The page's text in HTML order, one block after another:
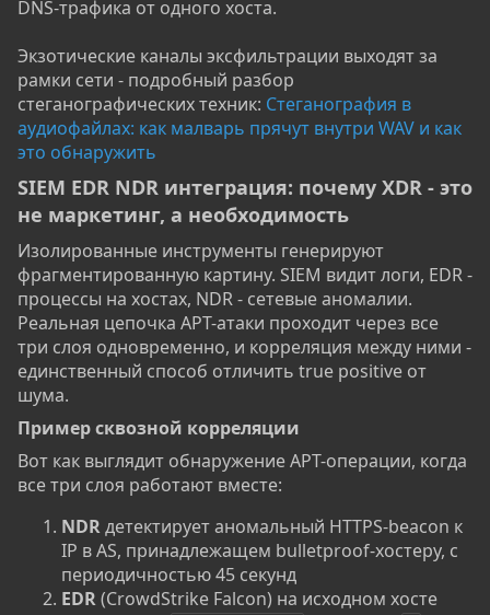
DNS-трафика от одного хоста.
Экзотические каналы эксфильтрации выходят за
рамки сети - подробный разбор
стеганографических техник: Стеганография в
аудиофайлах: как малварь прячут внутри WAV и как
это обнаружить
SIEM EDR NDR интеграция: почему XDR - это
не маркетинг, а необходимость​
Изолированные инструменты генерируют
фрагментированную картину. SIEM видит логи, EDR -
процессы на хостах, NDR - сетевые аномалии.
Реальная цепочка APT-атаки проходит через все
три слоя одновременно, и корреляция между ними -
единственный способ отличить true positive от
шума.
Пример сквозной корреляции​
Вот как выглядит обнаружение APT-операции, когда
все три слоя работают вместе:
NDRдетектирует аномальный HTTPS-beacon к
IP в AS, принадлежащем bulletproof-хостеру, с
периодичностью 45 секунд
EDR(CrowdStrike Falcon) на исходном хосте